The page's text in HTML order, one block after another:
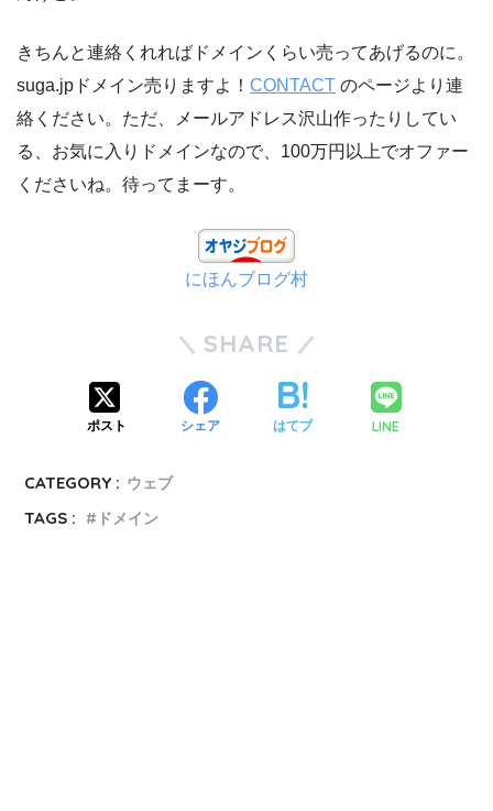
きちんと連絡くれればドメインくらい売ってあげるのに。
suga.jpドメイン売りますよ！ CONTACT のページより連
絡ください。ただ、メールアドレス沢山作ったりしてい
る、お気に入りドメインなので、100万円以上でオファー
くださいね。待ってまーす。
にほんブログ村
SHARE
ポスト シェア はてブ LINE
CATEGORY : ウェブ
TAGS : ドメイン